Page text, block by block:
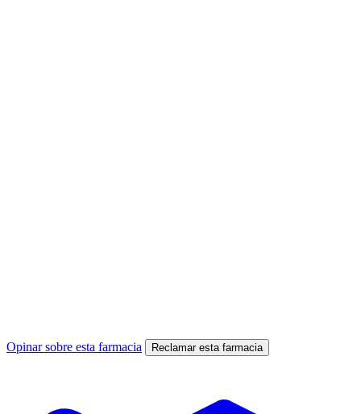
Opinar sobre esta farmacia Reclamar esta farmacia